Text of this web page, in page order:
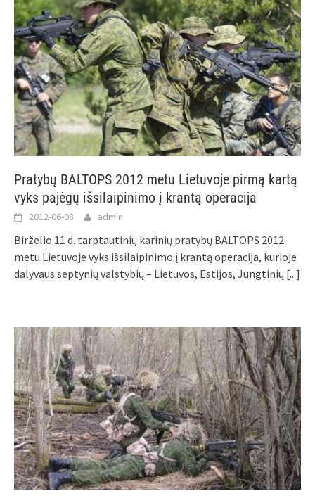
Pratybų BALTOPS 2012 metu Lietuvoje pirmą kartą
vyks pajėgų išsilaipinimo į krantą operacija
2012-06-08 admin
Birželio 11 d. tarptautinių karinių pratybų BALTOPS 2012
metu Lietuvoje vyks išsilaipinimo į krantą operacija, kurioje
dalyvaus septynių valstybių – Lietuvos, Estijos, Jungtinių [...]